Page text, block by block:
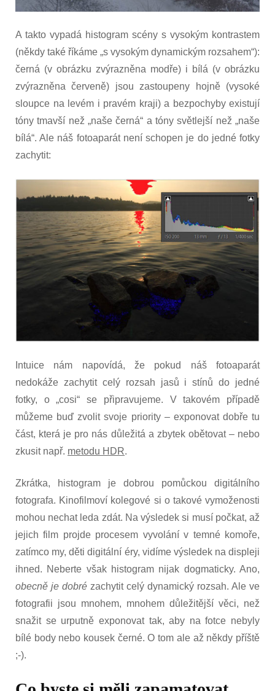
A takto vypadá histogram scény s vysokým kontrastem
(někdy také říkáme „s vysokým dynamickým rozsahem“):
černá (v obrázku zvýrazněna modře) i bílá (v obrázku
zvýrazněna červeně) jsou zastoupeny hojně (vysoké
sloupce na levém i pravém kraji) a bezpochyby existují
tóny tmavší než „naše černá“ a tóny světlejší než „naše
bílá“. Ale náš fotoaparát není schopen je do jedné fotky
zachytit:
Intuice nám napovídá, že pokud náš fotoaparát
nedokáže zachytit celý rozsah jasů i stínů do jedné
fotky, o „cosi“ se připravujeme. V takovém případě
můžeme buď zvolit svoje priority – exponovat dobře tu
část, která je pro nás důležitá a zbytek obětovat – nebo
zkusit např. metodu HDR.
Zkrátka, histogram je dobrou pomůckou digitálního
fotografa. Kinofilmoví kolegové si o takové vymoženosti
mohou nechat leda zdát. Na výsledek si musí počkat, až
jejich film projde procesem vyvolání v temné komoře,
zatímco my, děti digitální éry, vidíme výsledek na displeji
ihned. Neberte však histogram nijak dogmaticky. Ano,
obecně je dobré zachytit celý dynamický rozsah. Ale ve
fotografii jsou mnohem, mnohem důležitější věci, než
snažit se urputně exponovat tak, aby na fotce nebyly
bílé body nebo kousek černé. O tom ale až někdy příště
;-).